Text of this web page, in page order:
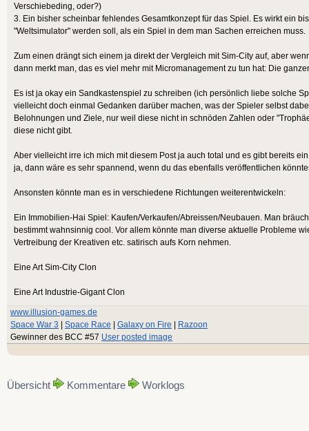
Verschiebeding, oder?)
3. Ein bisher scheinbar fehlendes Gesamtkonzept für das Spiel. Es wirkt ein
"Weltsimulator" werden soll, als ein Spiel in dem man Sachen erreichen muss.
Zum einen drängt sich einem ja direkt der Vergleich mit Sim-City auf, aber
dann merkt man, das es viel mehr mit Micromanagement zu tun hat: Die
Es ist ja okay ein Sandkastenspiel zu schreiben (ich persönlich liebe solche
vielleicht doch einmal Gedanken darüber machen, was der Spieler selbst
Belohnungen und Ziele, nur weil diese nicht in schnöden Zahlen oder
diese nicht gibt.
Aber vielleicht irre ich mich mit diesem Post ja auch total und es gibt bereits
ja, dann wäre es sehr spannend, wenn du das ebenfalls veröffentlichen
Ansonsten könnte man es in verschiedene Richtungen weiterentwickeln:
Ein Immobilien-Hai Spiel: Kaufen/Verkaufen/Abreissen/Neubauen. Man
bestimmt wahnsinnig cool. Vor allem könnte man diverse aktuelle Probleme
Vertreibung der Kreativen etc. satirisch aufs Korn nehmen.
Eine Art Sim-City Clon
Eine Art Industrie-Gigant Clon
www.illusion-games.de
Space War 3 | Space Race | Galaxy on Fire | Razoon
Gewinner des BCC #57 User posted image
Übersicht Kommentare Worklogs